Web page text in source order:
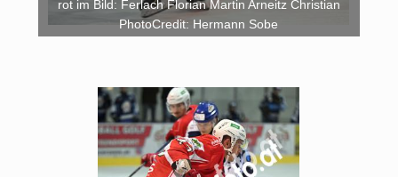
rot im Bild: Ferlach Florian Martin Arneitz Christian
PhotoCredit: Hermann Sobe